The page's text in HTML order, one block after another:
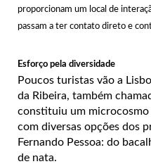
proporcionam um local de
passam a ter contato direto e
Esforço pela diversidade
Poucos turistas vão a
da Ribeira, também
constituiu um microcosmo
com diversas opções dos
Fernando Pessoa: do
de nata.